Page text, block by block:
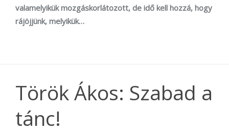
valamelyikük mozgáskorlátozott, de idő kell hozzá, hogy
rájöjjünk, melyikük…
Török Ákos: Szabad a
tánc!